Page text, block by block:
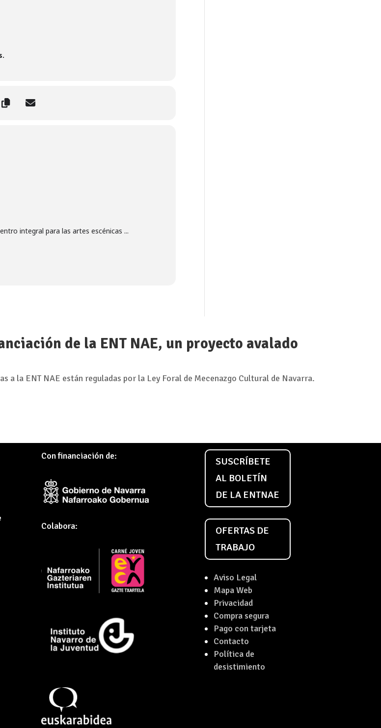
integral para las artes escénicas ...
de la ENT NAE, un proyecto avalado
a la ENT NAE están reguladas por la Ley Foral de Mecenazgo Cultural de Navarra.
Con financiación de:
Colabora:
SUSCRÍBETE
AL BOLETÍN
DE LA ENTNAE
OFERTAS DE
TRABAJO
Aviso Legal
Mapa Web
Privacidad
Compra segura
Pago con tarjeta
Contacto
Política de
desistimiento